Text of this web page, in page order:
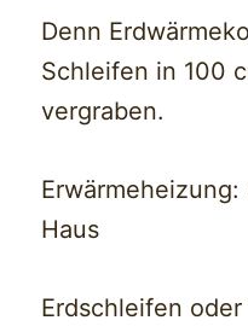
Denn
Schleifen in 100
vergraben.
Haus
Erdschleifen